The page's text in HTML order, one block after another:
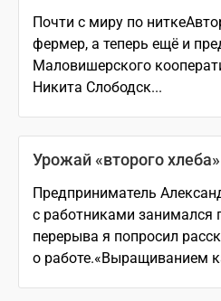
Почти с миру по
фермер, а теперь ещё и
Маловишерского
Никита Слободск...
Урожай «второго хлеба»
Предприниматель
с работниками занимался
перерыва я попросил
о работе.«Выращиванием